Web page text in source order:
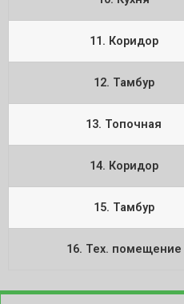
11. Коридор
12. Тамбур
13. Топочная
14. Коридор
15. Тамбур
16. Тех. помещение